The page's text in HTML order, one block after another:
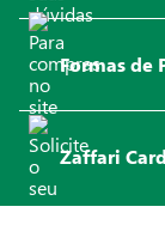
Formas de
Zaffari